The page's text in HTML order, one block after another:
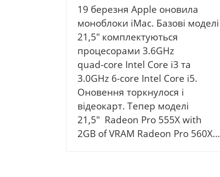
19 березня Apple оновила
моноблоки iMac. Базові моделі
21,5″ комплектуються
процесорами 3.6GHz
quad‑core Intel Core i3 та
3.0GHz 6-core Intel Core i5.
Оновення торкнулося і
відеокарт. Тепер моделі
21,5″ Radeon Pro 555X with
2GB of VRAM Radeon Pro 560X...